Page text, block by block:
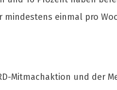
einmal pro
Mitmachaktion und der